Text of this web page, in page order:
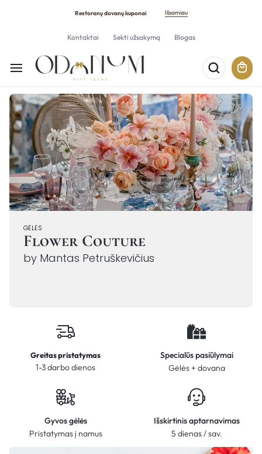
Restoranų dovanų kuponai Išsamiau
Kontaktai Sekti užsakymą Blogas
GĖLĖS
Flower Couture
by Mantas Petruškevičius
Greitas pristatymas
1-3 darbo dienos
Specialūs pasiūlymai
Gėlės + dovana
Gyvos gėlės
Pristatymas į namus
Išskirtinis aptarnavimas
5 dienas / sav.